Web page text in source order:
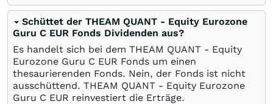
Schüttet der THEAM QUANT - Equity Eurozone
Guru C EUR Fonds Dividenden aus?
Es handelt sich bei dem THEAM QUANT - Equity
Eurozone Guru C EUR Fonds um einen
thesaurierenden Fonds. Nein, der Fonds ist nicht
ausschüttend. THEAM QUANT - Equity Eurozone
Guru C EUR reinvestiert die Erträge.